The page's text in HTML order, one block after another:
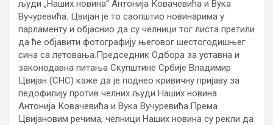
људи „Наших новина“ Антонија Ковачевића и Вука
Вучуревића. Цвијан је то саопштио новинарима у
парламенту и објаснио да су челници тог листа претили
да ће објавити фотографију његовог шестогодишњег
сина са летовања.Председник Одбора за уставна и
законодавна питања Скупштине Србије Владимир
Цвијан (СНС) каже да је поднео кривичну пријаву за
педофилију против челних људи Наших новина
Антонија Ковачевића и Вука Вучуревића.Према
Цвијановим речима, челници Наших новина су рекли да